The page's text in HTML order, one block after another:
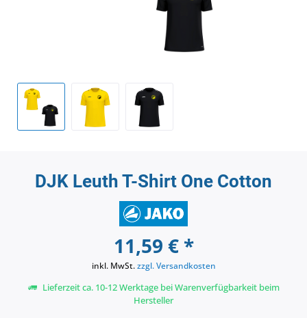
DJK Leuth T-Shirt One Cotton
11,59 € *
inkl. MwSt.zzgl. Versandkosten
Lieferzeit ca. 10-12 Werktage bei Warenverfügbarkeit beim
Hersteller